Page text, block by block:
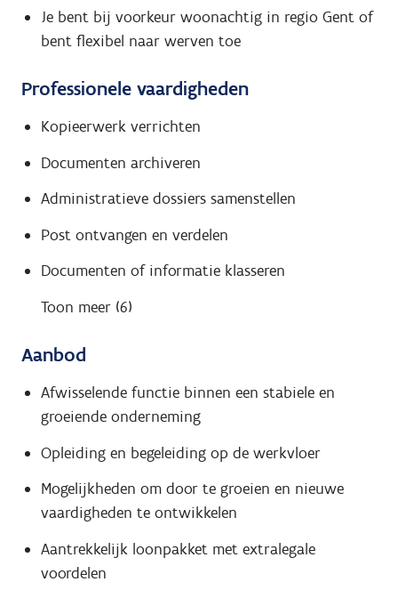
Je bent bij voorkeur woonachtig in regio Gent of
bent flexibel naar werven toe
Professionele vaardigheden
Kopieerwerk verrichten
Documenten archiveren
Administratieve dossiers samenstellen
Post ontvangen en verdelen
Documenten of informatie klasseren
Toon meer (6)
Aanbod
Afwisselende functie binnen een stabiele en
groeiende onderneming
Opleiding en begeleiding op de werkvloer
Mogelijkheden om door te groeien en nieuwe
vaardigheden te ontwikkelen
Aantrekkelijk loonpakket met extralegale
voordelen